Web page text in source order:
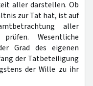
aller darstellen. Ob
zur Tat hat, ist auf
aller
Wesentliche
Grad des eigenen
der Tatbeteiligung
der Wille zu ihr